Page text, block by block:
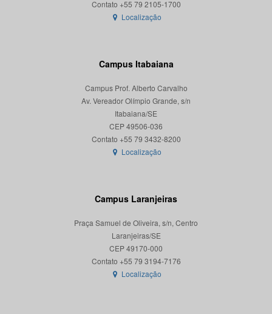
Localização
Campus Itabaiana
Campus Prof. Alberto Carvalho
Av. Vereador Olímpio Grande, s/n
Itabaiana/SE
CEP 49506-036
Localização
Campus Laranjeiras
Praça Samuel de Oliveira, s/n, Centro
Laranjeiras/SE
CEP 49170-000
Localização